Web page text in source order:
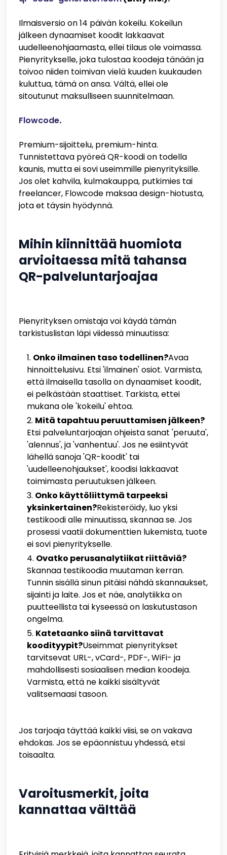
Ilmaisversio on 14 päivän kokeilu. Kokeilun
jälkeen dynaamiset koodit lakkaavat
uudelleenohjaamasta, ellei tilaus ole voimassa.
Pienyritykselle, joka tulostaa koodeja tänään ja
toivoo niiden toimivan vielä kuuden kuukauden
kuluttua, tämä on ansa. Vältä, ellei ole
sitoutunut maksulliseen suunnitelmaan.
Flowcode.
Premium-sijoittelu, premium-hinta.
Tunnistettava pyöreä QR-koodi on todella
kaunis, mutta ei sovi useimmille pienyrityksille.
Jos olet kahvila, kulmakauppa, putkimies tai
freelancer, Flowcode maksaa design-hiotusta,
jota et täysin hyödynnä.
Mihin kiinnittää huomiota
arvioitaessa mitä tahansa
QR-palveluntarjoajaa
Pienyrityksen omistaja voi käydä tämän
tarkistuslistan läpi viidessä minuutissa:
Onko ilmainen taso todellinen?Avaa
hinnoittelusivu. Etsi 'ilmainen' osiot. Varmista,
että ilmaisella tasolla on dynaamiset koodit,
ei pelkästään staattiset. Tarkista, ettei
mukana ole 'kokeilu' ehtoa.
Mitä tapahtuu peruuttamisen jälkeen?
Etsi palveluntarjoajan ohjeista sanat 'peruuta',
'alennus', ja 'vanhentuu'. Jos ne esiintyvät
lähellä sanoja 'QR-koodit' tai
'uudelleenohjaukset', koodisi lakkaavat
toimimasta peruutuksen jälkeen.
Onko käyttöliittymä tarpeeksi
yksinkertainen?Rekisteröidy, luo yksi
testikoodi alle minuutissa, skannaa se. Jos
prosessi vaatii dokumenttien lukemista, tuote
ei sovi pienyritykselle.
Ovatko perusanalytiikat riittäviä?
Skannaa testikoodia muutaman kerran.
Tunnin sisällä sinun pitäisi nähdä skannaukset,
sijainti ja laite. Jos et näe, analytiikka on
puutteellista tai kyseessä on laskutustason
ongelma.
Katetaanko siinä tarvittavat
koodityypit?Useimmat pienyritykset
tarvitsevat URL-, vCard-, PDF-, WiFi- ja
mahdollisesti sosiaalisen median koodeja.
Varmista, että ne kaikki sisältyvät
valitsemaasi tasoon.
Jos tarjoaja täyttää kaikki viisi, se on vakava
ehdokas. Jos se epäonnistuu yhdessä, etsi
toisaalta.
Varoitusmerkit, joita
kannattaa välttää